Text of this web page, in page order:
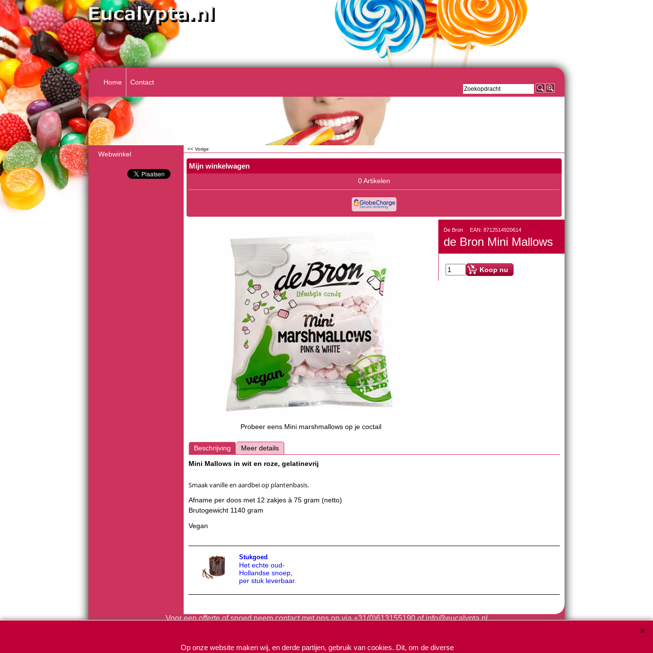
Home Contact
Webwinkel
<< Vorige
Mijn winkelwagen
0Artikelen
De Bron EAN:8712514920614
de Bron Mini Mallows
Koop nu
Probeer eens Mini marshmallows op je coctail
Beschrijving
Meer details
Mini Mallows in wit en roze, gelatinevrij
Smaak vanille en aardbei op plantenbasis.
Afname per doos met 12 zakjes à 75 gram (netto)
Brutogewicht 1140 gram
Vegan
Stukgoed
Het echte oud-
Hollandse snoep,
per stuk leverbaar.
Voor een offerte of spoed neem contact met ons op via +31(0)613155190 of info@eucalypta.nl
ShopFactory webwinkel
software.
Op onze website maken wij, en derde partijen, gebruik van cookies. Dit, om de diverse